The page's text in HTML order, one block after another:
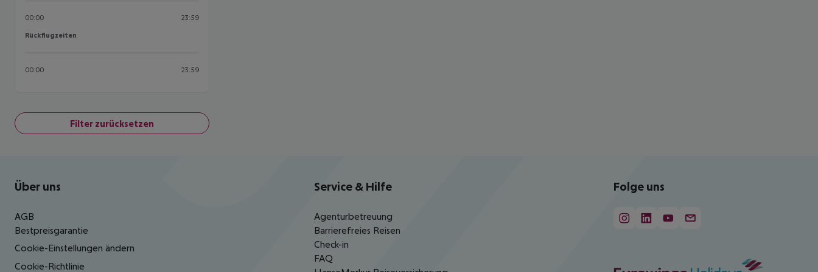
00:00 23:59
Rückflugzeiten
Rückflugzeiten
00:00 23:59
Filter zurücksetzen
Footer navigation
Über uns
AGB
Bestpreisgarantie
Cookie-Einstellungen ändern
Cookie-Richtlinie
Service & Hilfe
Agenturbetreuung
Barrierefreies Reisen
Check-in
FAQ
Folge uns